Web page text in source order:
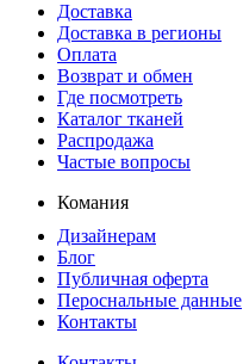
Доставка
Доставка в регионы
Оплата
Возврат и обмен
Где посмотреть
Каталог тканей
Распродажа
Частые вопросы
Комания
Дизайнерам
Блог
Публичная оферта
Пероснальные данные
Контакты